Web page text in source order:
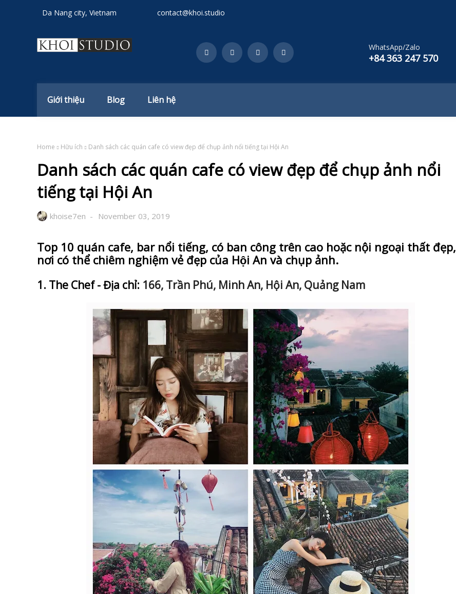
Da Nang city, Vietnam contact@khoi.studio
WhatsApp/Zalo
+84 363 247 570
Giới thiệu Blog Liên hệ
Home Hữu ích Danh sách các quán cafe có view đẹp để chụp ảnh nổi tiếng tại Hội An
Danh sách các quán cafe có view đẹp để chụp ảnh nổi
tiếng tại Hội An
khoise7en November 03, 2019
Top 10 quán cafe, bar nổi tiếng, có ban công trên cao hoặc nội ngoại thất đẹp,
nơi có thể chiêm nghiệm vẻ đẹp của Hội An và chụp ảnh.
1. The Chef - Địa chỉ: 166, Trần Phú, Minh An, Hội An, Quảng Nam